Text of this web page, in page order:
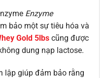
Enzyme
bảo một sự tiêu hóa và
Gold 5lbs cũng được
dung nạp lactose.
lập giúp đảm bảo rằng